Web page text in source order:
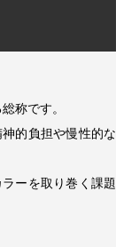
称です。
的負担や慢性的な
ーを取り巻く課題